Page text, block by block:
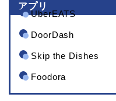
アプリ
UberEATS
DoorDash
Skip the Dishes
Foodora